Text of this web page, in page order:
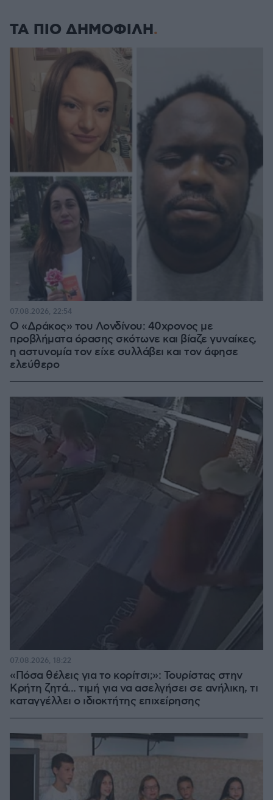
ΤΑ ΠΙΟ ΔΗΜΟΦΙΛΗ
Ο «Δράκος» του Λονδίνου: 40χρονος με
προβλήματα όρασης σκότωνε και βίαζε γυναίκες,
η αστυνομία τον είχε συλλάβει και τον άφησε
ελεύθερο
07.08.2026, 22:54
«Πόσα θέλεις για το κορίτσι;»: Τουρίστας στην
Κρήτη ζητά... τιμή για να ασελγήσει σε ανήλικη, τι
καταγγέλλει ο ιδιοκτήτης επιχείρησης
07.08.2026, 18:22